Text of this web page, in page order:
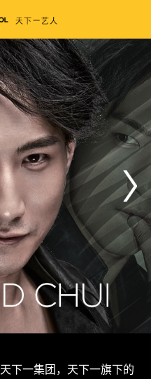
下一集团，天下一旗下的